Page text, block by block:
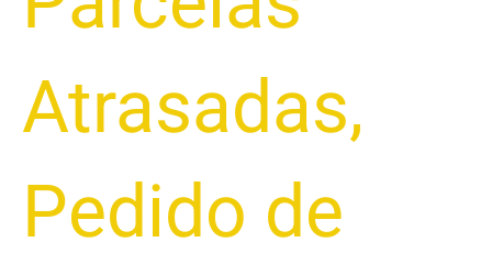
Atrasadas,
Pedido de